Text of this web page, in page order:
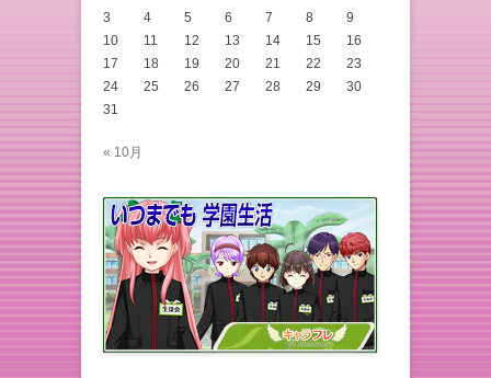
3
4 5 6 7 8
9
10
11 12 13 14 15
16
17
18 19 20 21 22
23
24
25 26 27 28 29
30
31
« 10月